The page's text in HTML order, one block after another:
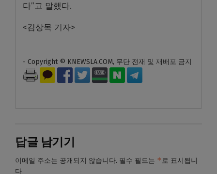
다”고 말했다.
<김상목 기자>
- Copyright © KNEWSLA.COM, 무단 전재 및 재배포 금지
답글 남기기
이메일 주소는 공개되지 않습니다. 필수 필드는 *로 표시됩니
다